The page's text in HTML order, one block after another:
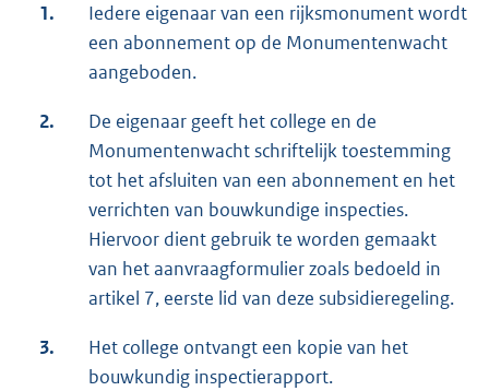
1.
Iedere eigenaar van een rijksmonument wordt
een abonnement op de Monumentenwacht
aangeboden.
2.
De eigenaar geeft het college en de
Monumentenwacht schriftelijk toestemming
tot het afsluiten van een abonnement en het
verrichten van bouwkundige inspecties.
Hiervoor dient gebruik te worden gemaakt
van het aanvraagformulier zoals bedoeld in
artikel 7, eerste lid van deze subsidieregeling.
3.
Het college ontvangt een kopie van het
bouwkundig inspectierapport.